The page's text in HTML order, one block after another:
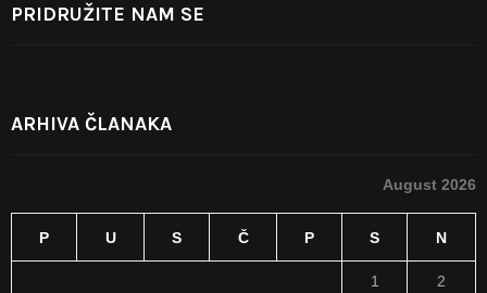
PRIDRUŽITE NAM SE
ARHIVA ČLANAKA
August 2026
P U S Č P S N
1 2